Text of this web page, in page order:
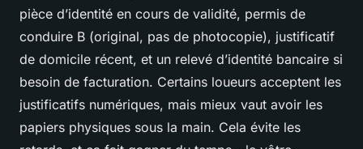
pièce d’identité en cours de validité, permis de
conduire B (original, pas de photocopie), justificatif
de domicile récent, et un relevé d’identité bancaire si
besoin de facturation. Certains loueurs acceptent les
justificatifs numériques, mais mieux vaut avoir les
papiers physiques sous la main. Cela évite les